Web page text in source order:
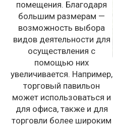
помещения. Благодаря
большим размерам —
возможность выбора
видов деятельности для
осуществления c
помощью них
увеличивается. Например,
торговый павильон
может использоваться и
для офиса, также и для
торговли более широким